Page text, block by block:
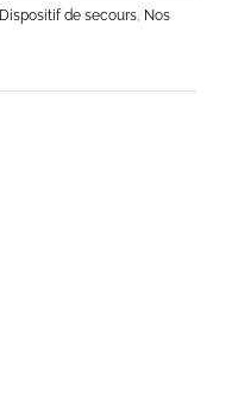
Dispositif de secours, Nos